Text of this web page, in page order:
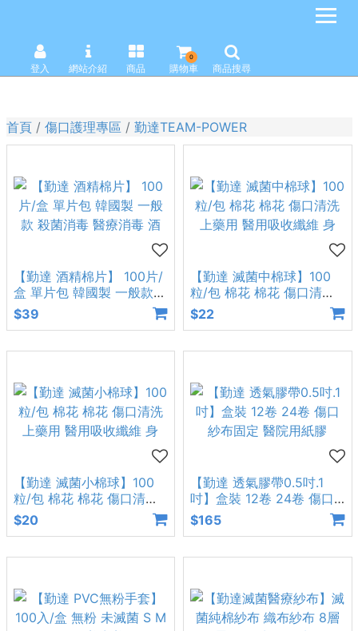
登入 網站介紹 商品 購物車
0
商品搜尋
首頁 傷口護理專區 勤達TEAM-POWER
【勤達 酒精棉片】 100片/
盒 單片包 韓國製 一般款
殺菌消毒 醫療消毒 酒
$39
【勤達 滅菌中棉球】100
粒/包 棉花 棉花 傷口清洗
上藥用 醫用吸收纖維 身
$22
【勤達 滅菌小棉球】100
粒/包 棉花 棉花 傷口清洗
上藥用 醫用吸收纖維 身
$20
【勤達 透氣膠帶0.5吋.1
吋】盒裝 12卷 24卷 傷口
紗布固定 醫院用紙膠
$165